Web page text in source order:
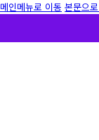
메인메뉴로 이동 본문으